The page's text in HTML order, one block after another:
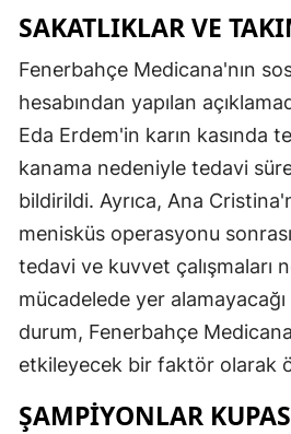
SAKATLIKLAR VE
Fenerbahçe Medicana'nın
hesabından yapılan
Eda Erdem'in karın kasında
kanama nedeniyle tedavi
bildirildi. Ayrıca, Ana
menisküs operasyonu
tedavi ve kuvvet çalışmaları
mücadelede yer
durum, Fenerbahçe
etkileyecek bir faktör olarak
ŞAMPIYONLAR